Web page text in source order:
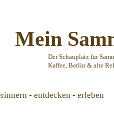
Mein
Der Schauplatz für
Kaffee, Berlin & alte
- entdecken - erleben